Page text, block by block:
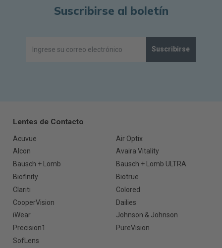
Suscribirse al boletín
Suscribirse
Lentes de Contacto
Acuvue
Air Optix
Alcon
Avaira Vitality
Bausch + Lomb
Bausch + Lomb ULTRA
Biofinity
Biotrue
Clariti
Colored
CooperVision
Dailies
iWear
Johnson & Johnson
Precision1
PureVision
SofLens